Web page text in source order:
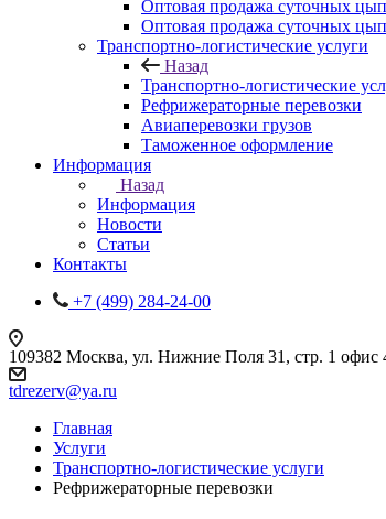
Оптовая продажа суточных
Оптовая продажа суточных
Транспортно-логистические услуги
Назад
Транспортно-логистические
Рефрижераторные перевозки
Авиаперевозки грузов
Таможенное оформление
Информация
Назад
Информация
Новости
Статьи
Контакты
+7 (499) 284-24-00
109382 Москва, ул. Нижние Поля 31, стр. 1 офис
tdrezerv@ya.ru
Главная
Услуги
Транспортно-логистические услуги
Рефрижераторные перевозки